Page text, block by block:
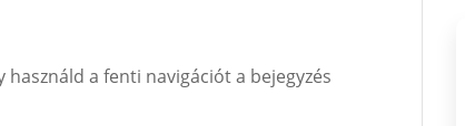
a fenti navigációt a bejegyzés